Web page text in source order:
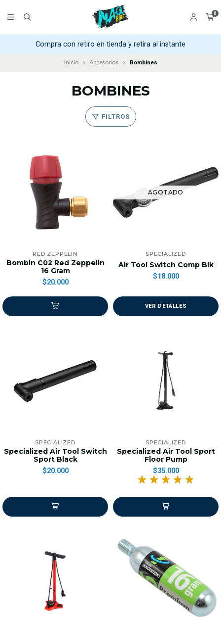
0
Compra con retiro en tienda y retira al instante
Inicio Accesorios Bombines
BOMBINES
FILTROS
RED ZEPPELIN
Bombin C02 Red Zeppelin
16 Gram
$20.000
AGOTADO
SPECIALIZED
Air Tool Switch Comp Blk
$18.000
VER DETALLES
SPECIALIZED
Specialized Air Tool Switch
Sport Black
$20.000
SPECIALIZED
Specialized Air Tool Sport
Floor Pump
$35.000